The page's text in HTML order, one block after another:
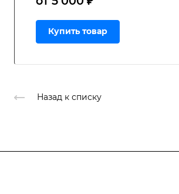
Купить товар
Назад к списку